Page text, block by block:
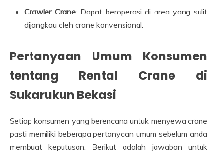
Crawler Crane: Dapat beroperasi di area yang sulit
dijangkau oleh crane konvensional.
Pertanyaan Umum Konsumen
tentang Rental Crane di
Sukarukun Bekasi
Setiap konsumen yang berencana untuk menyewa crane
pasti memiliki beberapa pertanyaan umum sebelum anda
membuat keputusan. Berikut adalah jawaban untuk